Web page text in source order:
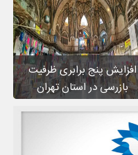
افزایش پنج برابری ظرفیت
بازرسی در استان تهران